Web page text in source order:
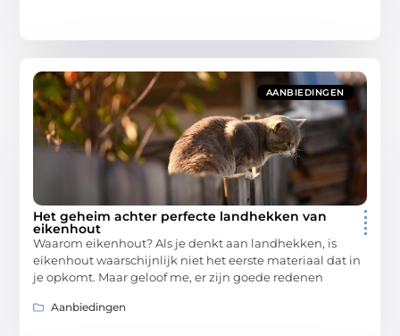
AANBIEDINGEN
Het geheim achter perfecte landhekken van
eikenhout
Waarom eikenhout? Als je denkt aan landhekken, is
eikenhout waarschijnlijk niet het eerste materiaal dat in
je opkomt. Maar geloof me, er zijn goede redenen
Aanbiedingen